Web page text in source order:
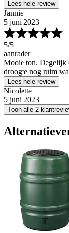
Lees hele review
Jannie
5 juni 2023
5/5
aanrader
Mooie ton. Degelijk
droogte nog ruim
Lees hele review
Nicolette
5 juni 2023
Toon alle 2